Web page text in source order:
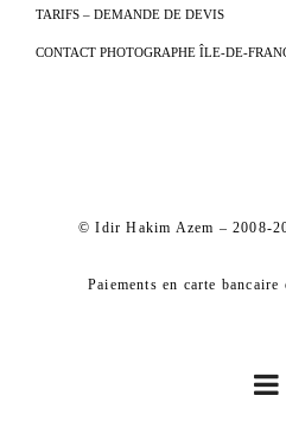
TARIFS – DEMANDE DE DEVIS
CONTACT PHOTOGRAPHE ÎLE-DE-
© Idir Hakim Azem – 2008-
Paiements en carte bancaire